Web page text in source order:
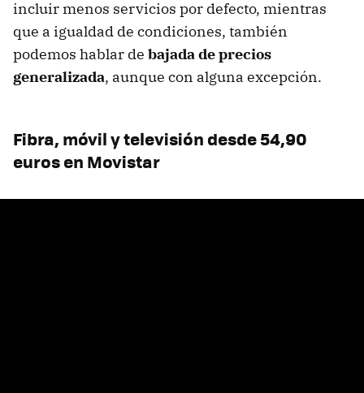
incluir menos servicios por defecto, mientras
que a igualdad de condiciones, también
podemos hablar de bajada de precios
generalizada, aunque con alguna excepción.
Fibra, móvil y televisión desde 54,90
euros en Movistar